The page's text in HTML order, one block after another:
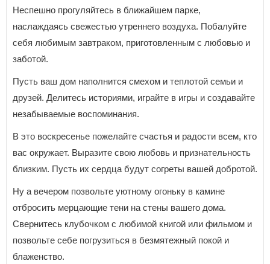
Неспешно прогуляйтесь в ближайшем парке,
наслаждаясь свежестью утреннего воздуха. Побалуйте
себя любимым завтраком, приготовленным с любовью и
заботой.
Пусть ваш дом наполнится смехом и теплотой семьи и
друзей. Делитесь историями, играйте в игры и создавайте
незабываемые воспоминания.
В это воскресенье пожелайте счастья и радости всем, кто
вас окружает. Выразите свою любовь и признательность
близким. Пусть их сердца будут согреты вашей добротой.
Ну а вечером позвольте уютному огоньку в камине
отбросить мерцающие тени на стены вашего дома.
Свернитесь клубочком с любимой книгой или фильмом и
позвольте себе погрузиться в безмятежный покой и
блаженство.